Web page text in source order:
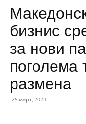
бизнис
за нови
поголема
размена
29 март, 2023